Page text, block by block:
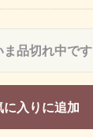
ま品切れ中です
に入りに追加